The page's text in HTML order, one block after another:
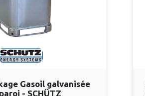
Gasoil galvanisée
- SCHÜTZ